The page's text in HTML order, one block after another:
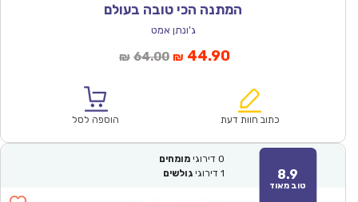
המתנה הכי טובה בעולם
ג'ונתן אמט
₪ 64.00המחיר
₪64.00.
₪ 44.90המחיר
הוא:
כתוב חוות דעת הוספה לסל
8.9
טוב מאוד
0 דירוגי מומחים
1 דירוגי גולשים